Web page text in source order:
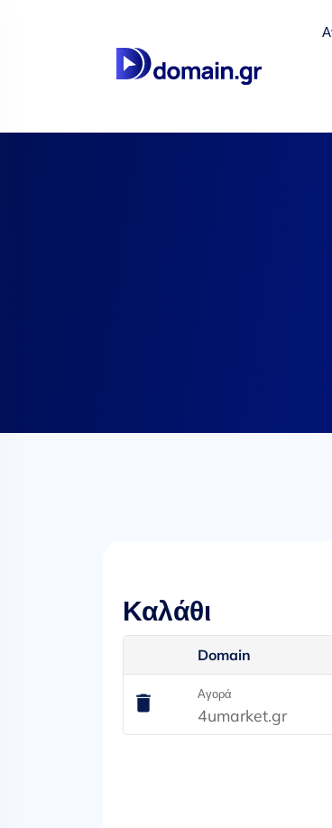
Καλάθι
Domain
Αγορά
4umarket.gr